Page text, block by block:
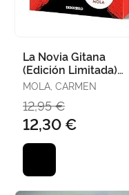
La Novia Gitana
(Edición Limitada)
(Inspectora Elena
Blanco 1)
MOLA, CARMEN
12,95 €
12,30 €